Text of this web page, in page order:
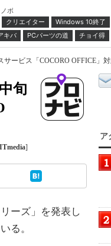
ボ
クリエイター
Windows 10終了
キバ PCパーツの道 チョイ得
ービス「COCORO OFFICE」
旬
ITmedia]
ーズ」を発表し
る。
ア